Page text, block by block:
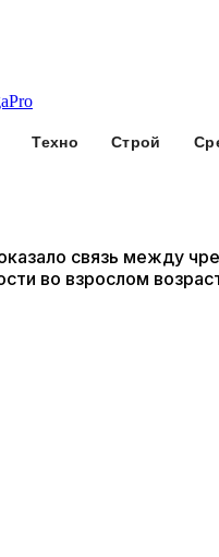
Техно Строй